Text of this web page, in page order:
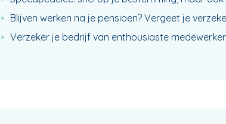
Blijven werken na je pensioen? Vergeet je
Verzeker je bedrijf van enthousiaste